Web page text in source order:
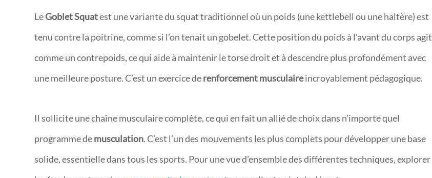
LeGoblet Squatest une variante du squat traditionnel où un poids (une kettlebell ou une haltère) est
tenu contre la poitrine, comme si l’on tenait un gobelet. Cette position du poids à l’avant du corps agit
comme un contrepoids, ce qui aide à maintenir le torse droit et à descendre plus profondément avec
une meilleure posture. C’est un exercice derenforcement musculaireincroyablement pédagogique.
Il sollicite une chaîne musculaire complète, ce qui en fait un allié de choix dans n’importe quel
programme demusculation. C’est l’un des mouvements les plus complets pour développer une base
solide, essentielle dans tous les sports. Pour une vue d’ensemble des différentes techniques, explorer